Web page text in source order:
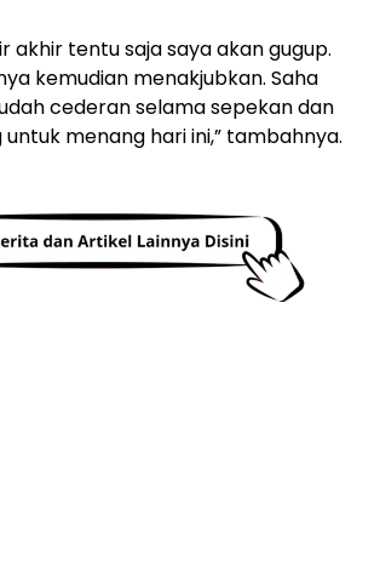
akhir tentu saja saya akan gugup.
kemudian menakjubkan. Saha
cederan selama sepekan dan
menang hari ini,” tambahnya.